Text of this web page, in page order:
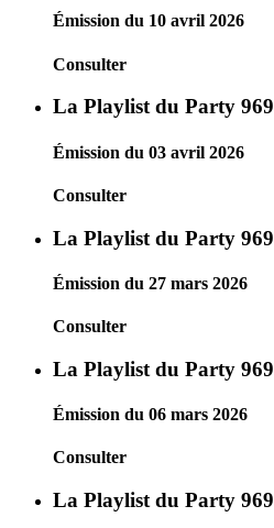
Émission du 10 avril 2026
Consulter
La Playlist du Party 969
Émission du 03 avril 2026
Consulter
La Playlist du Party 969
Émission du 27 mars 2026
Consulter
La Playlist du Party 969
Émission du 06 mars 2026
Consulter
La Playlist du Party 969